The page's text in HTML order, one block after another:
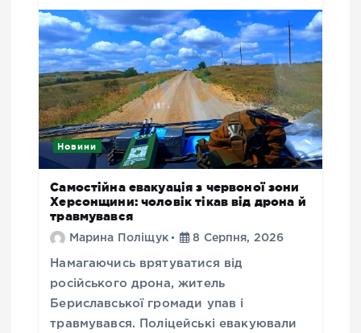
Новини
Самостійна евакуація з червоної зони
Херсонщини: чоловік тікав від дрона й
травмувався
Марина Поліщук 8 Серпня, 2026
Намагаючись врятуватися від
російського дрона, житель
Бериславської громади упав і
травмувався. Поліцейські евакуювали